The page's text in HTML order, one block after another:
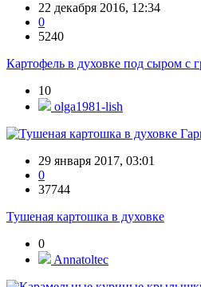
22 декабря 2016, 12:34
0
5240
Картофель в духовке под сыром с
10
olga1981-lish
29 января 2017, 03:01
0
37744
Тушеная картошка в духовке
0
Annatoltec